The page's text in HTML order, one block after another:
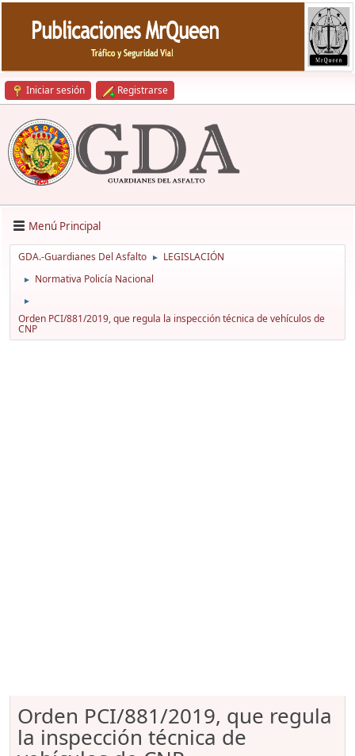
Iniciar sesión Registrarse
Menú Principal
GDA.-Guardianes Del Asfalto ► LEGISLACIÓN
► Normativa Policía Nacional
►
Orden PCI/881/2019, que regula la inspección técnica de vehículos de
CNP
Orden PCI/881/2019, que regula
la inspección técnica de